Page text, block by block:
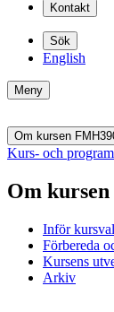
Kontakt
Sök
English
Meny
Om kursen
Kurs- och
Om
Inför kursval
Förbereda
Kursens
Arkiv